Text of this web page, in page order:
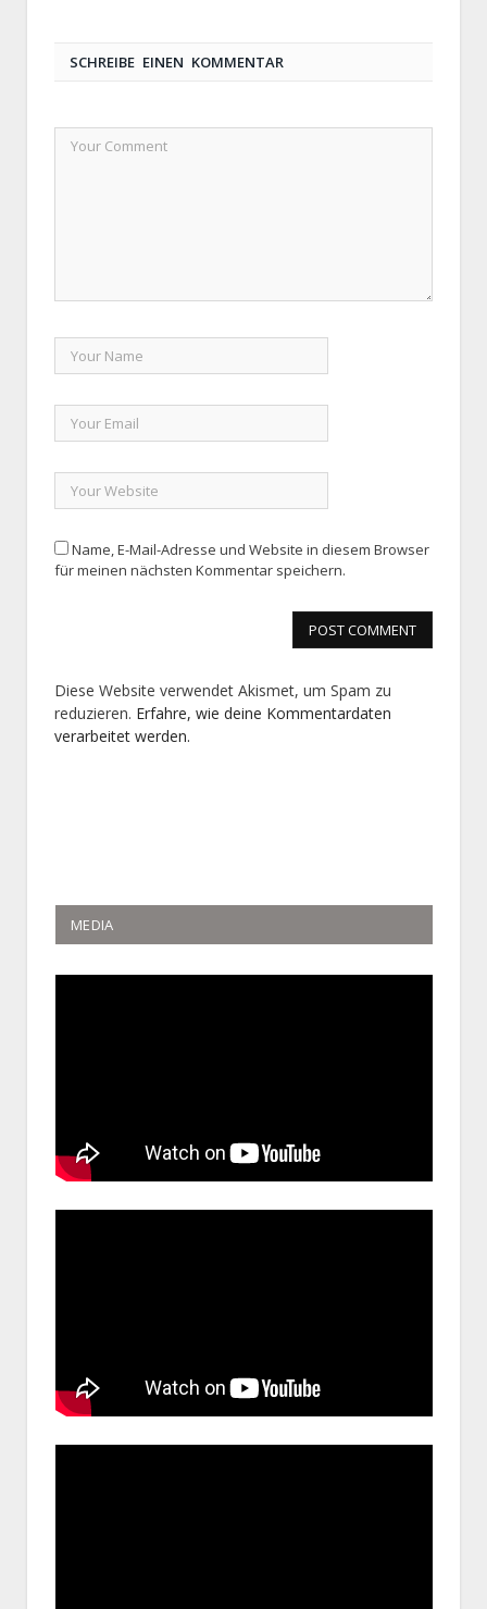
SCHREIBE EINEN KOMMENTAR
Name, E-Mail-Adresse und Website in diesem Browser
für meinen nächsten Kommentar speichern.
Diese Website verwendet Akismet, um Spam zu
reduzieren. Erfahre, wie deine Kommentardaten
verarbeitet werden.
MEDIA